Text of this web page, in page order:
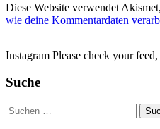
Diese Website verwendet
wie deine Kommentardaten
Instagram Please check your
Suche
Suchen
nach: